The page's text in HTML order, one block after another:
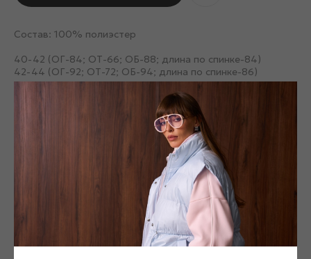
Состав: 100% полиэстер
40-42 (ОГ-84; ОТ-66; ОБ-88; длина по спинке-84)
42-44 (ОГ-92; ОТ-72; ОБ-94; длина по спинке-86)